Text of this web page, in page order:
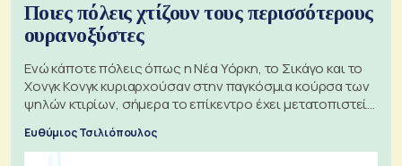
Ποιες πόλεις χτίζουν τους περισσότερους
ουρανοξύστες
Ενώ κάποτε πόλεις όπως η Νέα Υόρκη, το Σικάγο και το
Χονγκ Κονγκ κυριαρχούσαν στην παγκόσμια κούρσα των
ψηλών κτιρίων, σήμερα το επίκεντρο έχει μετατοπιστεί
Ευθύμιος Τσιλιόπουλος